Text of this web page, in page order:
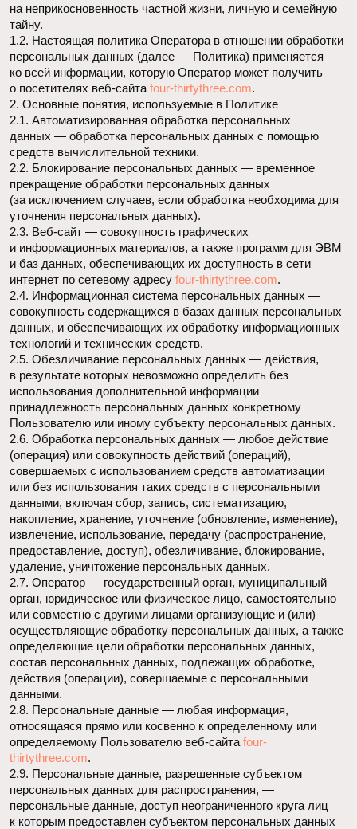
2.1. Автоматизированная обработка персональных
данных — обработка персональных данных с помощью
средств вычислительной техники.
2.2. Блокирование персональных данных — временное
прекращение обработки персональных данных
(за исключением случаев, если обработка необходима для
уточнения персональных данных).
2.3. Веб-сайт — совокупность графических
и информационных материалов, а также программ для ЭВМ
и баз данных, обеспечивающих их доступность в сети
интернет по сетевому адресуfour-thirtythree.com.
2.4. Информационная система персональных данных —
совокупность содержащихся в базах данных персональных
данных, и обеспечивающих их обработку информационных
технологий и технических средств.
2.5. Обезличивание персональных данных — действия,
в результате которых невозможно определить без
использования дополнительной информации
принадлежность персональных данных конкретному
Пользователю или иному субъекту персональных данных.
2.6. Обработка персональных данных — любое действие
(операция) или совокупность действий (операций),
совершаемых с использованием средств автоматизации
или без использования таких средств с персональными
данными, включая сбор, запись, систематизацию,
накопление, хранение, уточнение (обновление, изменение),
извлечение, использование, передачу (распространение,
предоставление, доступ), обезличивание, блокирование,
удаление, уничтожение персональных данных.
2.7. Оператор — государственный орган, муниципальный
орган, юридическое или физическое лицо, самостоятельно
или совместно с другими лицами организующие и (или)
осуществляющие обработку персональных данных, а также
определяющие цели обработки персональных данных,
состав персональных данных, подлежащих обработке,
действия (операции), совершаемые с персональными
данными.
2.8. Персональные данные — любая информация,
относящаяся прямо или косвенно к определенному или
определяемому Пользователю веб-сайтаfour-
thirtythree.com.
2.9. Персональные данные, разрешенные субъектом
персональных данных для распространения, —
персональные данные, доступ неограниченного круга лиц
к которым предоставлен субъектом персональных данных
путем дачи согласия на обработку персональных данных,
разрешенных субъектом персональных данных для
о персональных данных (далее — персональные данные,
разрешенные для распространения).
2.10. Пользователь — любой посетитель веб-сайтаfour-
thirtythree.com.
2.11. Предоставление персональных данных — действия,
направленные на раскрытие персональных данных
определенному лицу или определенному кругу лиц.
2.12. Распространение персональных данных — любые
действия, направленные на раскрытие персональных
данных неопределенному кругу лиц (передача
персональных данных) или на ознакомление
с персональными данными неограниченного круга лиц, в том
числе обнародование персональных данных в средствах
массовой информации, размещение в информационно-
телекоммуникационных сетях или предоставление доступа
к персональным данным каким-либо иным способом.
2.13. Трансграничная передача персональных данных —